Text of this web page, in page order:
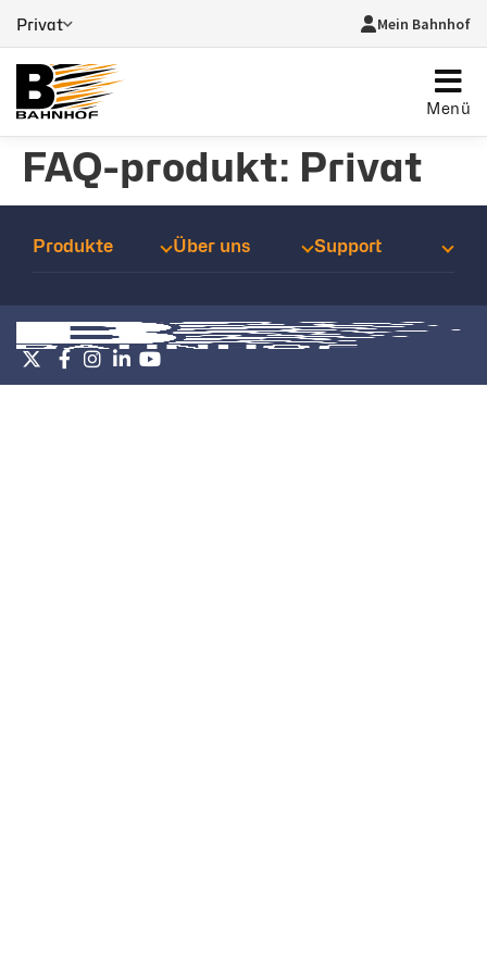
Privat Mein Bahnhof
Menü
FAQ-produkt: Privat
Produkte Über uns Support